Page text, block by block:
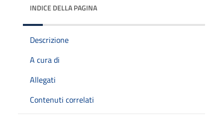
INDICE DELLA PAGINA
Descrizione
A cura di
Allegati
Contenuti correlati